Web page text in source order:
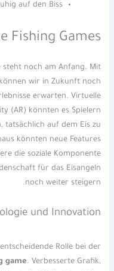
auf den Biss.
Fishing Games
steht noch am Anfang. Mit
wir in Zukunft noch
erwarten. Virtuelle
(AR) könnten es Spielern
tatsächlich auf dem Eis zu
könnten neue Features
die soziale Komponente
für das Eisangeln
noch weiter steigern.
und Innovation
Rolle bei der
game. Verbesserte Grafik,